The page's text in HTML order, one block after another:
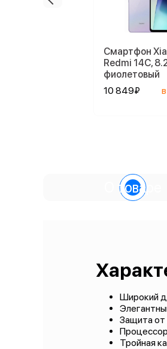
Смартфон
Redmi 14C,
фиолетовый
10 849₽
О товаре
Широкий
Защита от
Тройная